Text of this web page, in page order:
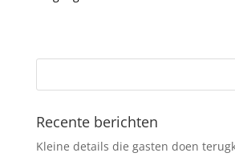
Recente berichten
Kleine details die gasten doen